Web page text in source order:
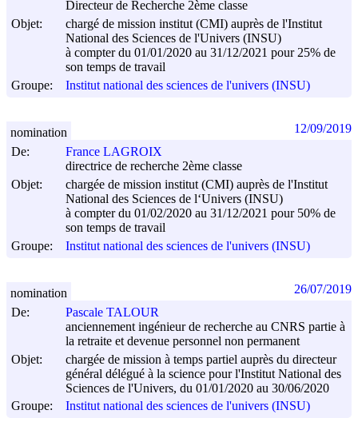
Directeur de Recherche 2ème classe
Objet:
chargé de mission institut (CMI) auprès de l'Institut
National des Sciences de l'Univers (INSU)
à compter du 01/01/2020 au 31/12/2021 pour 25% de
son temps de travail
Groupe:
Institut national des sciences de l'univers (INSU)
De:
France LAGROIX
directrice de recherche 2ème classe
Objet:
chargée de mission institut (CMI) auprès de l'Institut
National des Sciences de l‘Univers (INSU)
à compter du 01/02/2020 au 31/12/2021 pour 50% de
son temps de travail
Groupe:
Institut national des sciences de l'univers (INSU)
nomination 12/09/2019
De:
Pascale TALOUR
anciennement ingénieur de recherche au CNRS partie à
la retraite et devenue personnel non permanent
Objet:
chargée de mission à temps partiel auprès du directeur
général délégué à la science pour l'Institut National des
Sciences de l'Univers, du 01/01/2020 au 30/06/2020
Groupe:
Institut national des sciences de l'univers (INSU)
nomination 26/07/2019